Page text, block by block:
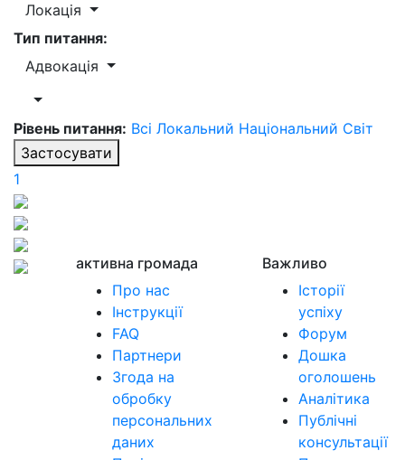
Локація
Тип питання:
Адвокація
Рівень питання: Всі Локальний Національний Світ
Застосувати
1
активна громада
Про нас
Інструкції
FAQ
Партнери
Згода на
обробку
персональних
даних
Важливо
Історії
успіху
Форум
Дошка
оголошень
Аналітика
Публічні
консультації